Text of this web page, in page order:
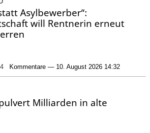
Asylbewerber“:
will Rentnerin erneut
Kommentare — 10. August 2026 14:32
Milliarden in alte